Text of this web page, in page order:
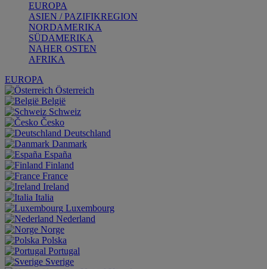
EUROPA
ASIEN / PAZIFIKREGION
NORDAMERIKA
SÜDAMERIKA
NAHER OSTEN
AFRIKA
EUROPA
Österreich
België
Schweiz
Česko
Deutschland
Danmark
España
Finland
France
Ireland
Italia
Luxembourg
Nederland
Norge
Polska
Portugal
Sverige